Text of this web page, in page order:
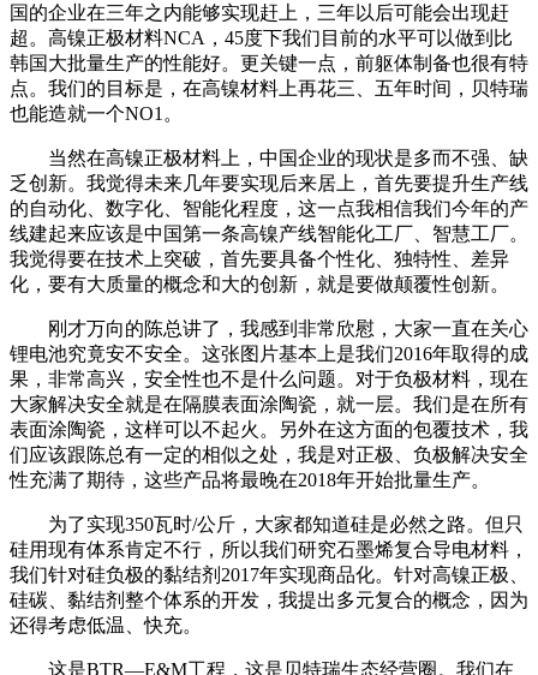
国的企业在三年之内能够实现赶上，三年以后可能会出现赶
超。高镍正极材料NCA，45度下我们目前的水平可以做到比
韩国大批量生产的性能好。更关键一点，前躯体制备也很有特
点。我们的目标是，在高镍材料上再花三、五年时间，贝特瑞
也能造就一个NO1。
当然在高镍正极材料上，中国企业的现状是多而不强、缺
乏创新。我觉得未来几年要实现后来居上，首先要提升生产线
的自动化、数字化、智能化程度，这一点我相信我们今年的产
线建起来应该是中国第一条高镍产线智能化工厂、智慧工厂。
我觉得要在技术上突破，首先要具备个性化、独特性、差异
化，要有大质量的概念和大的创新，就是要做颠覆性创新。
刚才万向的陈总讲了，我感到非常欣慰，大家一直在关心
锂电池究竟安不安全。这张图片基本上是我们2016年取得的成
果，非常高兴，安全性也不是什么问题。对于负极材料，现在
大家解决安全就是在隔膜表面涂陶瓷，就一层。我们是在所有
表面涂陶瓷，这样可以不起火。另外在这方面的包覆技术，我
们应该跟陈总有一定的相似之处，我是对正极、负极解决安全
性充满了期待，这些产品将最晚在2018年开始批量生产。
为了实现350瓦时/公斤，大家都知道硅是必然之路。但只
硅用现有体系肯定不行，所以我们研究石墨烯复合导电材料，
我们针对硅负极的黏结剂2017年实现商品化。针对高镍正极、
硅碳、黏结剂整个体系的开发，我提出多元复合的概念，因为
还得考虑低温、快充。
这是BTR—E&M工程，这是贝特瑞生态经营圈。我们在